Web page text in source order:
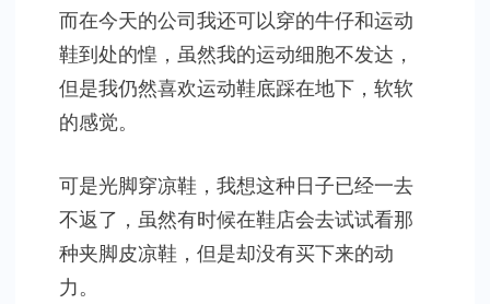
而在今天的公司我还可以穿的牛仔和运动
鞋到处的惶，虽然我的运动细胞不发达，
但是我仍然喜欢运动鞋底踩在地下，软软
的感觉。
可是光脚穿凉鞋，我想这种日子已经一去
不返了，虽然有时候在鞋店会去试试看那
种夹脚皮凉鞋，但是却没有买下来的动
力。